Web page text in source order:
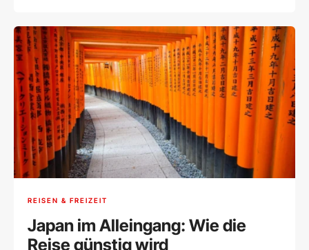
REISEN & FREIZEIT
Japan im Alleingang: Wie die
Reise günstig wird